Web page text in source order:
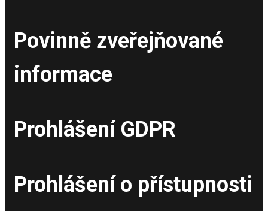
Povinně zveřejňované
informace
Prohlášení GDPR
Prohlášení o přístupnosti